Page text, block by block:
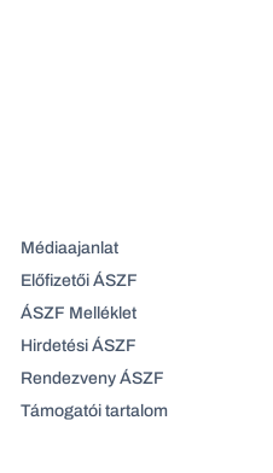
Médiaajanlat
Előfizetői ÁSZF
ÁSZF Melléklet
Hirdetési ÁSZF
Rendezveny ÁSZF
Támogatói tartalom